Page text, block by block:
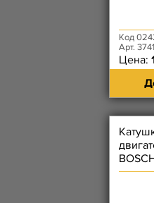
Код
Арт.
Цена: